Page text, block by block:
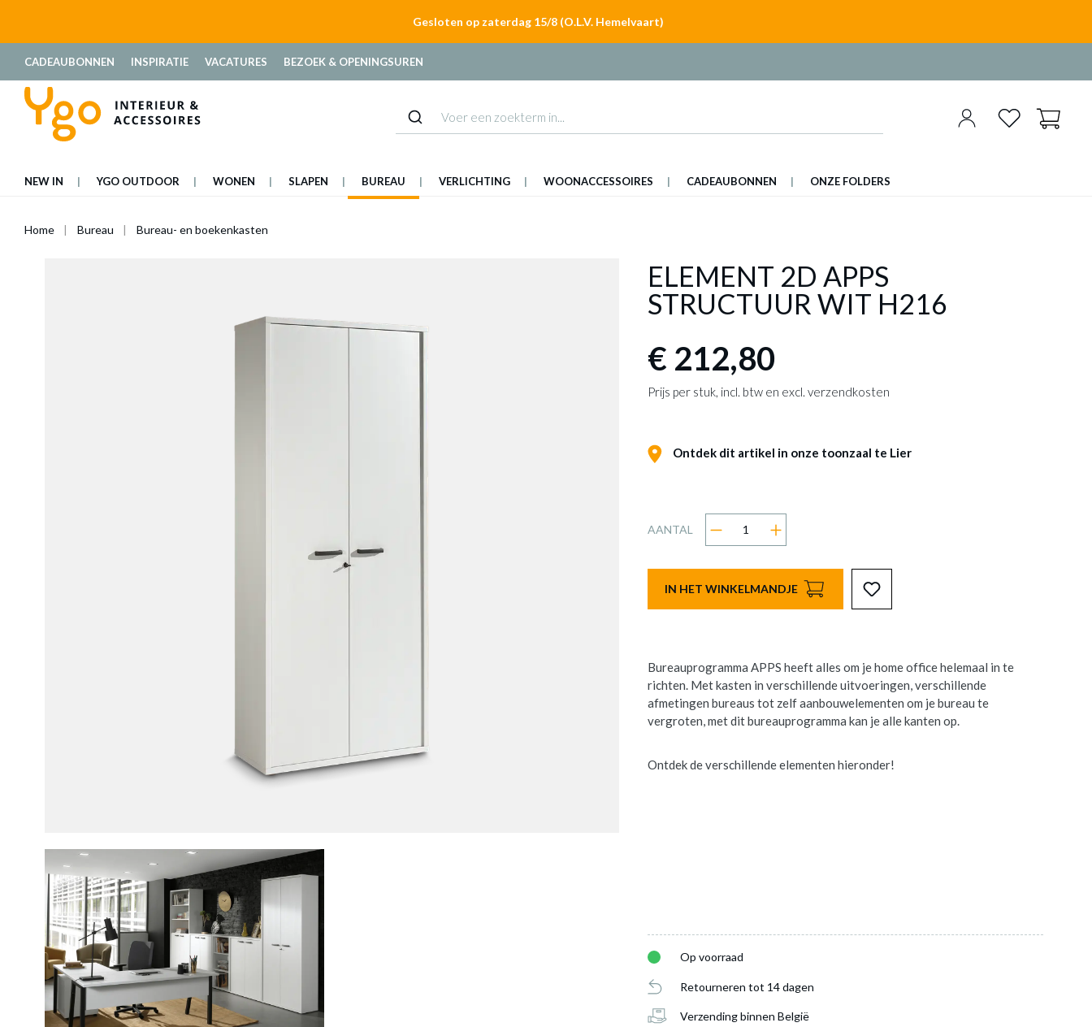
Gesloten op zaterdag 15/8 (O.L.V. Hemelvaart)
CADEAUBONNEN INSPIRATIE VACATURES BEZOEK & OPENINGSUREN
NEW IN YGO OUTDOOR WONEN SLAPEN BUREAU VERLICHTING WOONACCESSOIRES CADEAUBONNEN ONZE FOLDERS
Home Bureau Bureau- en boekenkasten
ELEMENT 2D APPS
STRUCTUUR WIT H216
€ 212,80
Prijs per stuk, incl. btw en excl. verzendkosten
Ontdek dit artikel in onze toonzaal te Lier
AANTAL
IN HET WINKELMANDJE
Bureauprogramma APPS heeft alles om je home office helemaal in te
richten. Met kasten in verschillende uitvoeringen, verschillende
afmetingen bureaus tot zelf aanbouwelementen om je bureau te
vergroten, met dit bureauprogramma kan je alle kanten op.
Ontdek de verschillende elementen hieronder!
Op voorraad
Retourneren tot 14 dagen
Verzending binnen België